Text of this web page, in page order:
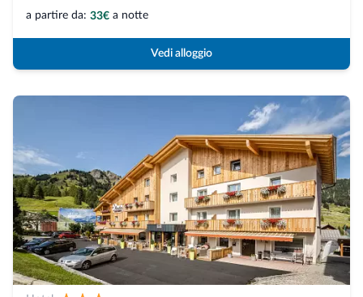
a partire da: 33€ a notte
Vedi alloggio